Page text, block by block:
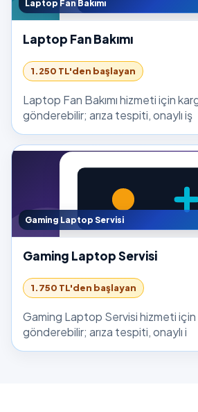
Laptop Fan Bakımı
Laptop Fan Bakımı
1.250 TL'den başlayan
Laptop Fan Bakımı hizmeti için
gönderebilir; arıza tespiti, onaylı iş
Gaming Laptop Servisi
Gaming Laptop Servisi
1.750 TL'den başlayan
Gaming Laptop Servisi hizmeti için
gönderebilir; arıza tespiti, onaylı i